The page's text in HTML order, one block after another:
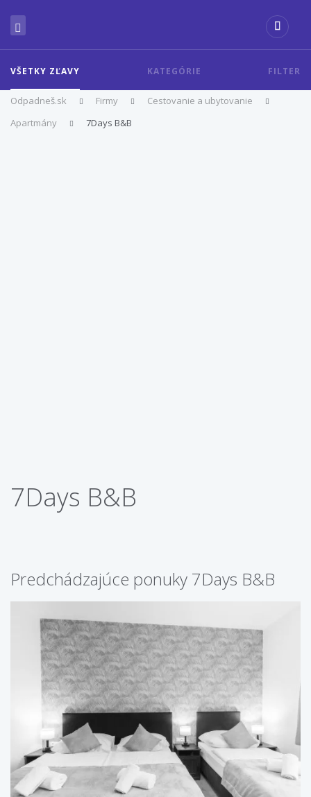
VŠETKY ZĽAVY KATEGÓRIE FILTER
Odpadneš.sk Firmy
Cestovanie a ubytovanie
Apartmány
7Days B&B
7Days B&B
Predchádzajúce ponuky 7Days B&B